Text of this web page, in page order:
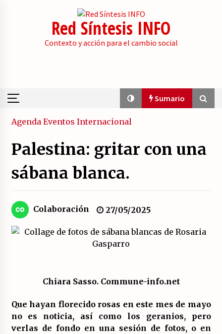
Red Síntesis INFO
Contexto y acción para el cambio social
Sumario
Sumario
La psicología de la desinformación y los
21/07/2026
derechistas de la Generalitat Valenciana.
El XXII Congreso del PCE y sus dos proyectos
del PCE?
20/07/2026
Agenda Eventos Internacional
Palestina: gritar con una
sábana blanca.
Colaboración 27/05/2025
Chiara Sasso. Commune-info.net
Que hayan florecido rosas en este mes de mayo
no es noticia, así como los geranios, pero
verlas de fondo en una sesión de fotos, o en